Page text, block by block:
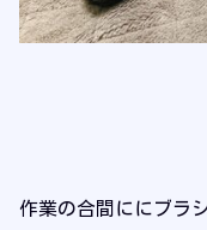
作業の合間ににブラ